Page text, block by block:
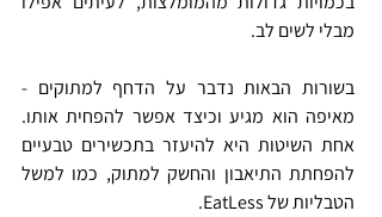
מבלי לשים לב.
הטבליות של EatLess.